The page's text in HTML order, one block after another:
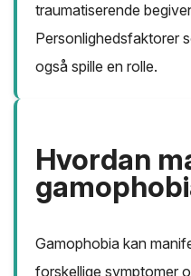
traumatiserende
Personlighedsfaktorer
også spille en rolle.
Hvordan
Gamophobia kan
forskellige symptomer